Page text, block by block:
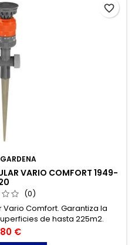
GARDENA
VARIO COMFORT 1949-
(0)
Comfort. Garantiza la
de hasta 225m2.
€
favorite_border